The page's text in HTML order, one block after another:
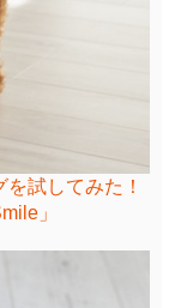
試してみた！
」